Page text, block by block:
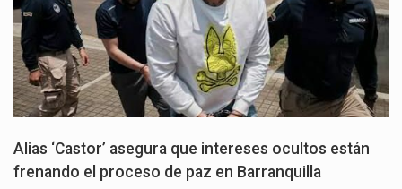
Alias ‘Castor’ asegura que intereses ocultos están
frenando el proceso de paz en Barranquilla